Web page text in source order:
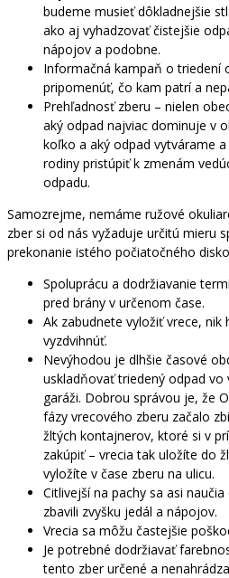
budeme musieť dôkladnejšie
ako aj vyhadzovať čistejšie
nápojov a podobne.
Informačná kampaň o triedení
pripomenúť, čo kam patrí a
Prehľadnosť zberu – nielen
aký odpad najviac dominuje v
koľko a aký odpad vytvárame
rodiny pristúpiť k zmenám
odpadu.
Samozrejme, nemáme ružové
zber si od nás vyžaduje určitú mieru
prekonanie istého počiatočného
Spoluprácu a dodržiavanie
pred brány v určenom čase.
Ak zabudnete vyložiť vrece, nik
vyzdvihnúť.
Nevýhodou je dlhšie časové
uskladňovať triedený odpad vo
garáži. Dobrou správou je, že
fázy vrecového zberu začalo
žltých kontajnerov, ktoré si v
zakúpiť – vrecia tak uložíte do
vyložíte v čase zberu na ulicu.
Citlivejší na pachy sa asi
zbavili zvyšku jedál a nápojov.
Vrecia sa môžu častejšie
Je potrebné dodržiavať
tento zber určené a